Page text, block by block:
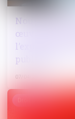
Nouveau
œuvre de
publique
07/04/2025
Droit pénal